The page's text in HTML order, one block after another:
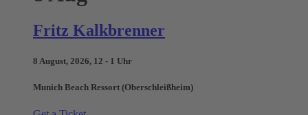
Fritz Kalkbrenner
8 August, 2026, 12 - 1 Uhr
Munich Beach Ressort (Oberschleißheim)